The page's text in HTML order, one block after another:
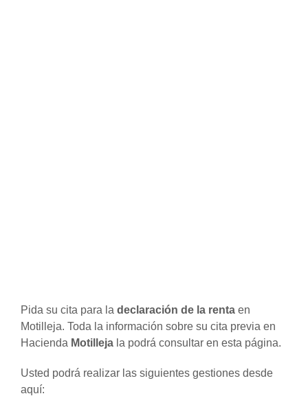
Pida su cita para la declaración de la renta en
Motilleja. Toda la información sobre su cita previa en
Hacienda Motilleja la podrá consultar en esta página.
Usted podrá realizar las siguientes gestiones desde
aquí: